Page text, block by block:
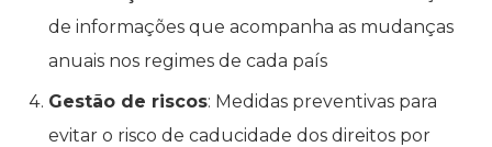
de informações que acompanha as mudanças
anuais nos regimes de cada país
Gestão de riscos: Medidas preventivas para
evitar o risco de caducidade dos direitos por